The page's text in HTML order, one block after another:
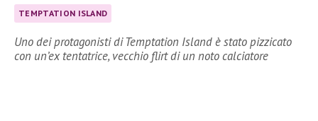
TEMPTATION ISLAND
Uno dei protagonisti di Temptation Island è stato pizzicato
con un’ex tentatrice, vecchio flirt di un noto calciatore